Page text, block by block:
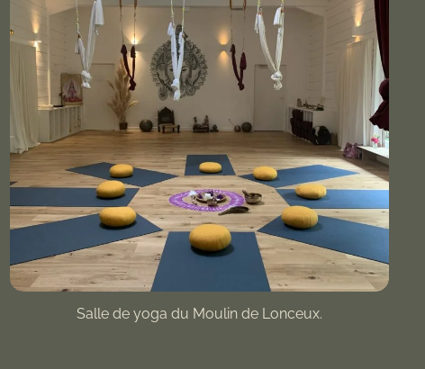
Salle de yoga du Moulin de Lonceux.